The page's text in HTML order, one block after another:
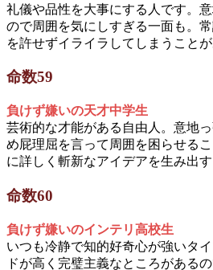
礼儀や品性を大事にする人です。
ので周囲を気にしすぎる一面も。
を許せずイライラしてしまうことが
命数59
負けず嫌いの天才中学生
芸術的な才能がある自由人。意地
め屁理屈を言って周囲を困らせる
に詳しく斬新なアイデアを生み出す
命数60
負けず嫌いのインテリ高校生
いつも冷静で知的好奇心が強いタ
ドが高く完璧主義なところがある